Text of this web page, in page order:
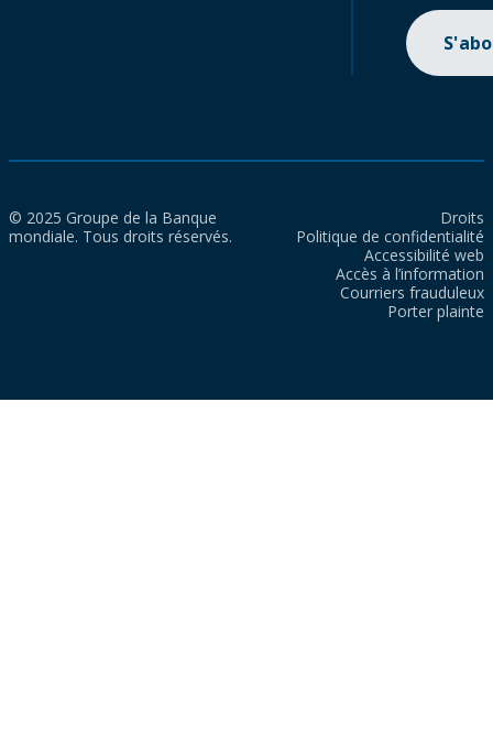
© 2025 Groupe de la Banque
mondiale. Tous droits réservés.
Droits
Politique de confidentialité
Accessibilité web
Accès à l’information
Courriers frauduleux
Porter plainte